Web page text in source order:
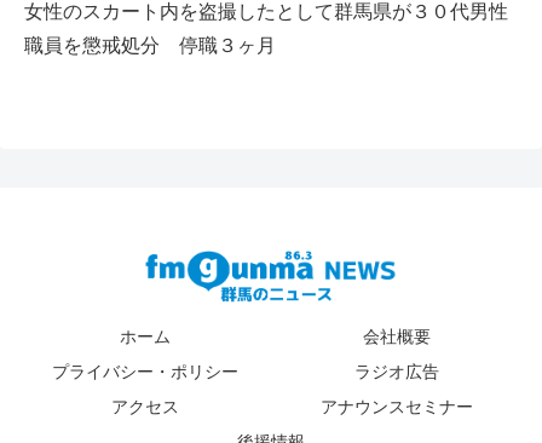
女性のスカート内を盗撮したとして群馬県が３０代男性
職員を懲戒処分 停職３ヶ月
ホーム
会社概要
プライバシー・ポリシー
ラジオ広告
アクセス
アナウンスセミナー